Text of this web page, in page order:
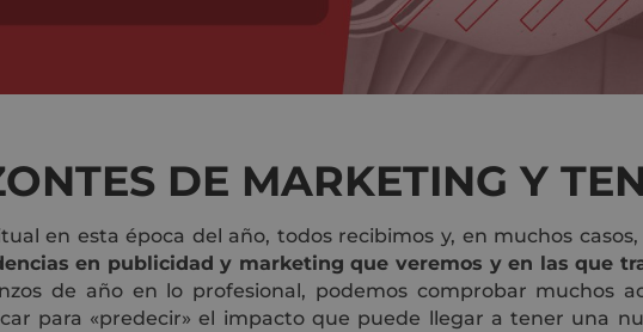
DE MARKETING Y
en esta época del año, todos recibimos y, en muchos
en publicidad y marketing que veremos y en las que
de año en lo profesional, podemos comprobar muchos
para «predecir» el impacto que puede llegar a tener una